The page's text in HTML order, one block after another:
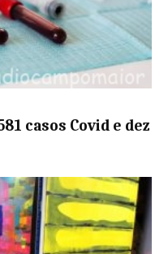
casos Covid e dez